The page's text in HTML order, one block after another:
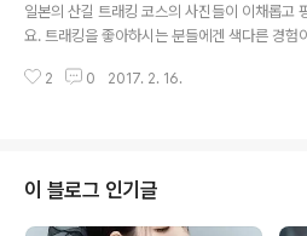
타가와, 기온마치미나미가와 찾아가는 길 JR 교
시영버스 206계통 히가시야마도리 기타오지 버
일본의 산길 트래킹 코스의 사진들이 이채롭고
요. 트래킹을 좋아하시는 분들에겐 색다른 경험
습니다. 사진 한 장으로도 가고싶은 맘이 불쑥불
2 0 2017. 2. 16.
이 블로그 인기글